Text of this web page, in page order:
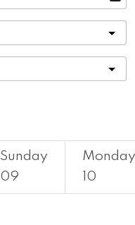
Sunday
09
Monday
10